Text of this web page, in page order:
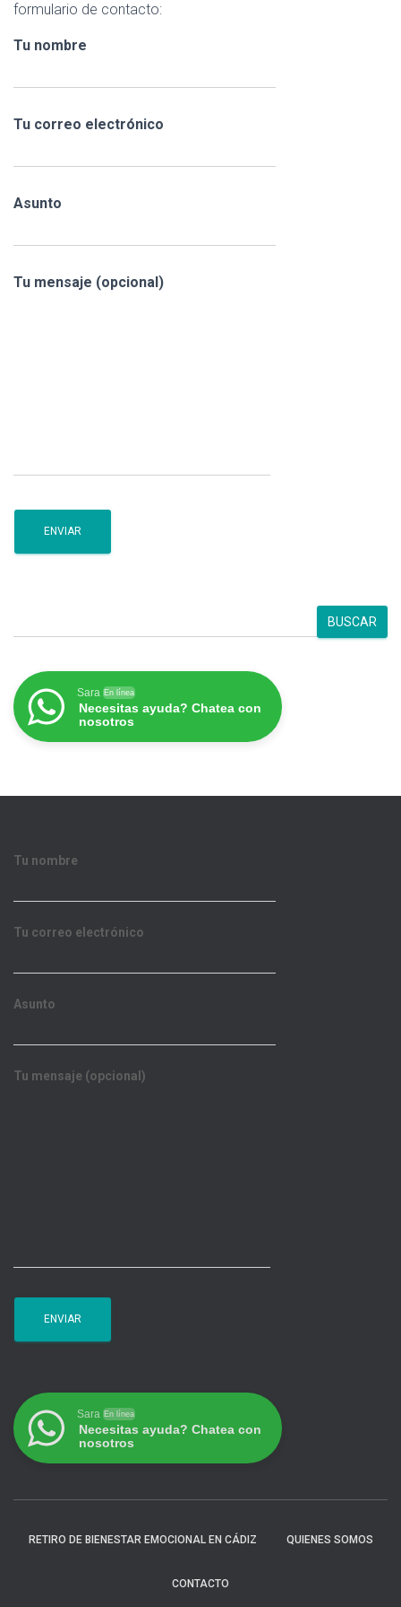
formulario de contacto:
Tu nombre
Tu correo electrónico
Asunto
Tu mensaje (opcional)
u
a
r
BUSCAR
Sara En línea
Necesitas ayuda? Chatea con
nosotros
Tu nombre
Tu correo electrónico
Asunto
Tu mensaje (opcional)
Sara En línea
Necesitas ayuda? Chatea con
nosotros
RETIRO DE BIENESTAR EMOCIONAL EN CÁDIZ QUIENES SOMOS
CONTACTO